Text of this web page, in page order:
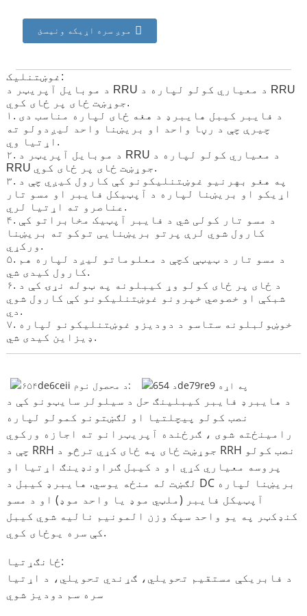
موږ سره اړیکه ونیسئ
غوښتنلیک:
د موبایل آپریټر د RRU د معیاري کولو لپاره د RRU
جوړښت ځای پر ځای کوي.
۱. د فایبر کیبل هایبرډ د هغه ځای لپاره مناسب دی
چیرې چې د رڼا واحد او بریښنا واحد لیږدولو ته
اړتیا وي.
۲. د موبایل آپریټر د RRU د معیاري کولو لپاره د
RRU جوړښت ځای پر ځای کوي.
۳. په هغو بهرنیو غوښتنلیکونو کې کارول کیږي چې د
اړیکو او بریښنا لپاره د آپټیکل فایبر او مسو تار
عناصرو ته اړتیا لري.
۴. د مسو تار کولی شي د فایبر آپټیک مخابراتو کې
کارول شوي لرې پرتو بریښنایی توکو ته بریښنا
ورکړي.
۵. د مسو تار د ټیټې کچې د معلوماتو لیږد لپاره هم
کارول کیدی شي.
۶. د ځای پر ځای کولو وړ کیبلونه په ټوله نړۍ کې د
شبکې او خصوصي خپرونو غوښتنلیکونو کې کارول شوي
دي.
۷. خوښول بلونه ستاسو د دودیزو غوښتنلیکونو لپاره
ډیزاین کیدی شي.
د هایبرډ فایبر کیبلینګ حل د سیلولر سایټونو کې د
نصب کولو پیچلتیا او لګښتونو کمولو لپاره
رامینځته شوی ، ګرځنده آپریټرانو ته اجازه ورکوي
چې د RRH جوړښت ځای په ځای کړي ترڅو د RRH نصب کولو
پروسه معیاري کړي او د کیبل ګراونډینګ اړتیا او
لګښت له منځه یوسي. هایبرډ کیبل د DC بریښنا لپاره
آپټیکل فایبر (ملټي موډ یا واحد موډ) او د مسو
کنډکټر په یو واحد سپک وزن المونیم نالیه شوي کیبل
کې سره یوځای کوي.
ځانګړتیا:
د فابریکې مستقیم تحویلي، ګړندي تحویلي، د اړتیا
سره سم دودیز شوي